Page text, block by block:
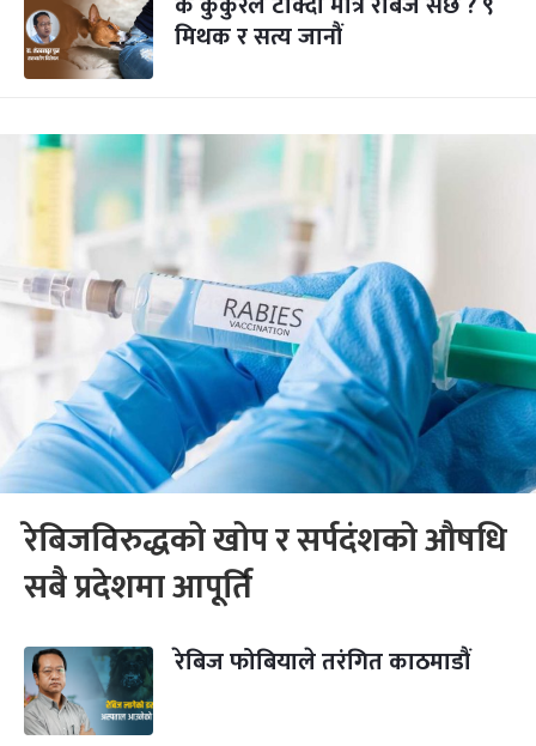
मिथक र सत्य जानौं
रेबिजविरुद्धको खोप र सर्पदंशको औषधि
सबै प्रदेशमा आपूर्ति
रेबिज फोबियाले तरंगित काठमाडौं